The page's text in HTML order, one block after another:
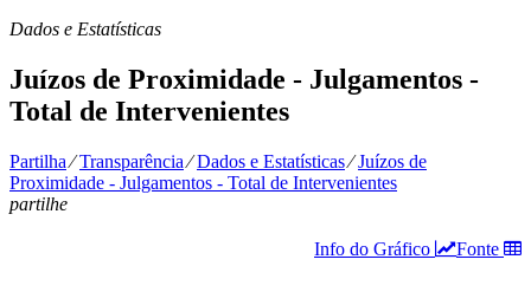
Dados e Estatísticas
Juízos de Proximidade - Julgamentos -
Total de Intervenientes
Partilha⁄Transparência⁄Dados e Estatísticas⁄Juízos de
Proximidade - Julgamentos - Total de Intervenientes
partilhe
Fonte
Info do Gráfico